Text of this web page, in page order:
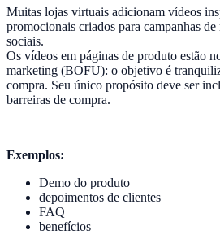
Muitas lojas virtuais adicionam vídeos
promocionais criados para campanhas
sociais.
Os vídeos em páginas de produto estão
marketing (BOFU): o objetivo é
compra. Seu único propósito deve ser
barreiras de compra.
Exemplos:
Demo do produto
depoimentos de clientes
FAQ
benefícios